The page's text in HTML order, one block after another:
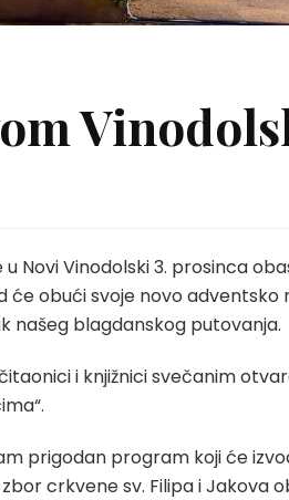
Novi Vinodolski 3. prosinca
će obući svoje novo adventsko
našeg blagdanskog putovanja.
i knjižnici svečanim
prigodan program koji će
crkvene sv. Filipa i Jakova